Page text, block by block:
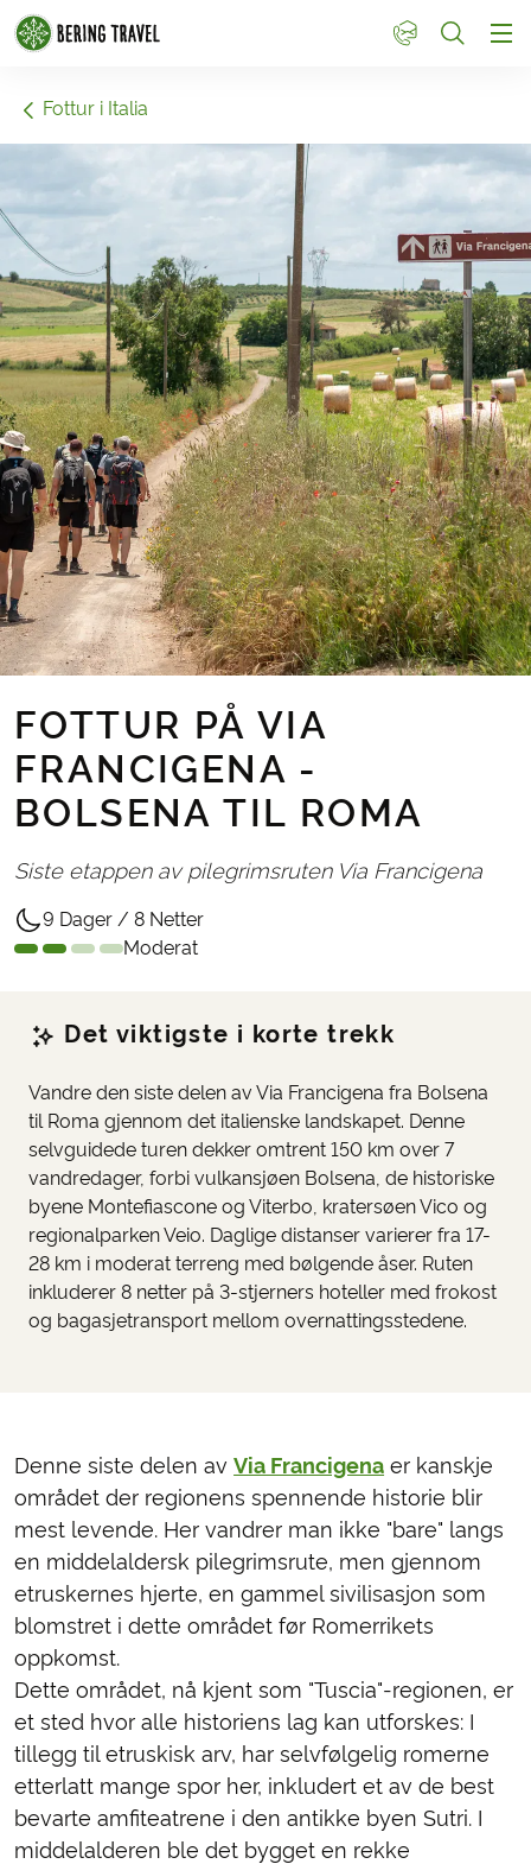
1
Fottur i Italia
FOTTUR PÅ VIA
FRANCIGENA -
BOLSENA TIL ROMA
Siste etappen av pilegrimsruten Via Francigena
9 Dager / 8 Netter
Moderat
Det viktigste i korte trekk
Vandre den siste delen av Via Francigena fra Bolsena
til Roma gjennom det italienske landskapet. Denne
selvguidede turen dekker omtrent 150 km over 7
vandredager, forbi vulkansjøen Bolsena, de historiske
byene Montefiascone og Viterbo, kratersøen Vico og
regionalparken Veio. Daglige distanser varierer fra 17-
28 km i moderat terreng med bølgende åser. Ruten
inkluderer 8 netter på 3-stjerners hoteller med frokost
og bagasjetransport mellom overnattingsstedene.
Denne siste delen avVia Francigena er kanskje
området der regionens spennende historie blir
mest levende. Her vandrer man ikke "bare" langs
en middelaldersk pilegrimsrute, men gjennom
etruskernes hjerte, en gammel sivilisasjon som
blomstret i dette området før Romerrikets
oppkomst.
Dette området, nå kjent som "Tuscia"-regionen, er
et sted hvor alle historiens lag kan utforskes: I
tillegg til etruskisk arv, har selvfølgelig romerne
etterlatt mange spor her, inkludert et av de best
bevarte amfiteatrene i den antikke byen Sutri. I
middelalderen ble det bygget en rekke